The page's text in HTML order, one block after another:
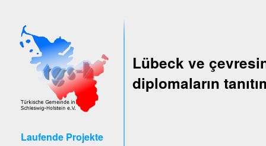
Laufende Projekte
Lübeck ve
diplomaların